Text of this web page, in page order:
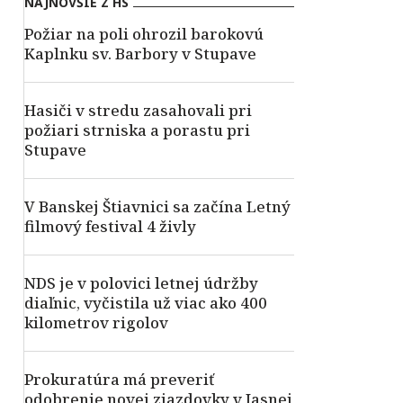
Požiar na poli ohrozil barokovú
Kaplnku sv. Barbory v Stupave
Hasiči v stredu zasahovali pri
požiari strniska a porastu pri
Stupave
V Banskej Štiavnici sa začína Letný
filmový festival 4 živly
NDS je v polovici letnej údržby
diaľnic, vyčistila už viac ako 400
kilometrov rigolov
Prokuratúra má preveriť